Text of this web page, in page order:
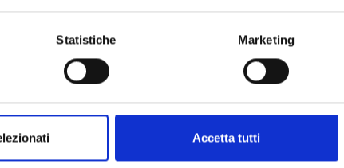
Statistiche Marketing
Accetta tutti